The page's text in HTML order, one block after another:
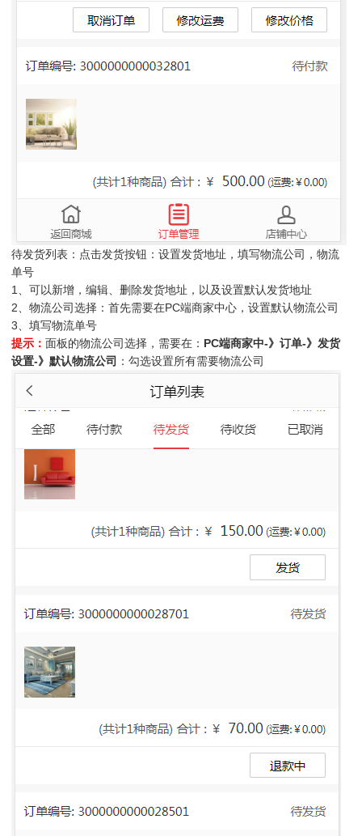
待发货列表：点击发货按钮：设置发货地址，填写物流公司，物流
单号
1、可以新增，编辑、删除发货地址，以及设置默认发货地址
2、物流公司选择：首先需要在PC端商家中心，设置默认物流公司
3、填写物流单号
提示：面板的物流公司选择，需要在： PC端商家中-》订单-》发货
设置-》默认物流公司 ：勾选设置所有需要物流公司